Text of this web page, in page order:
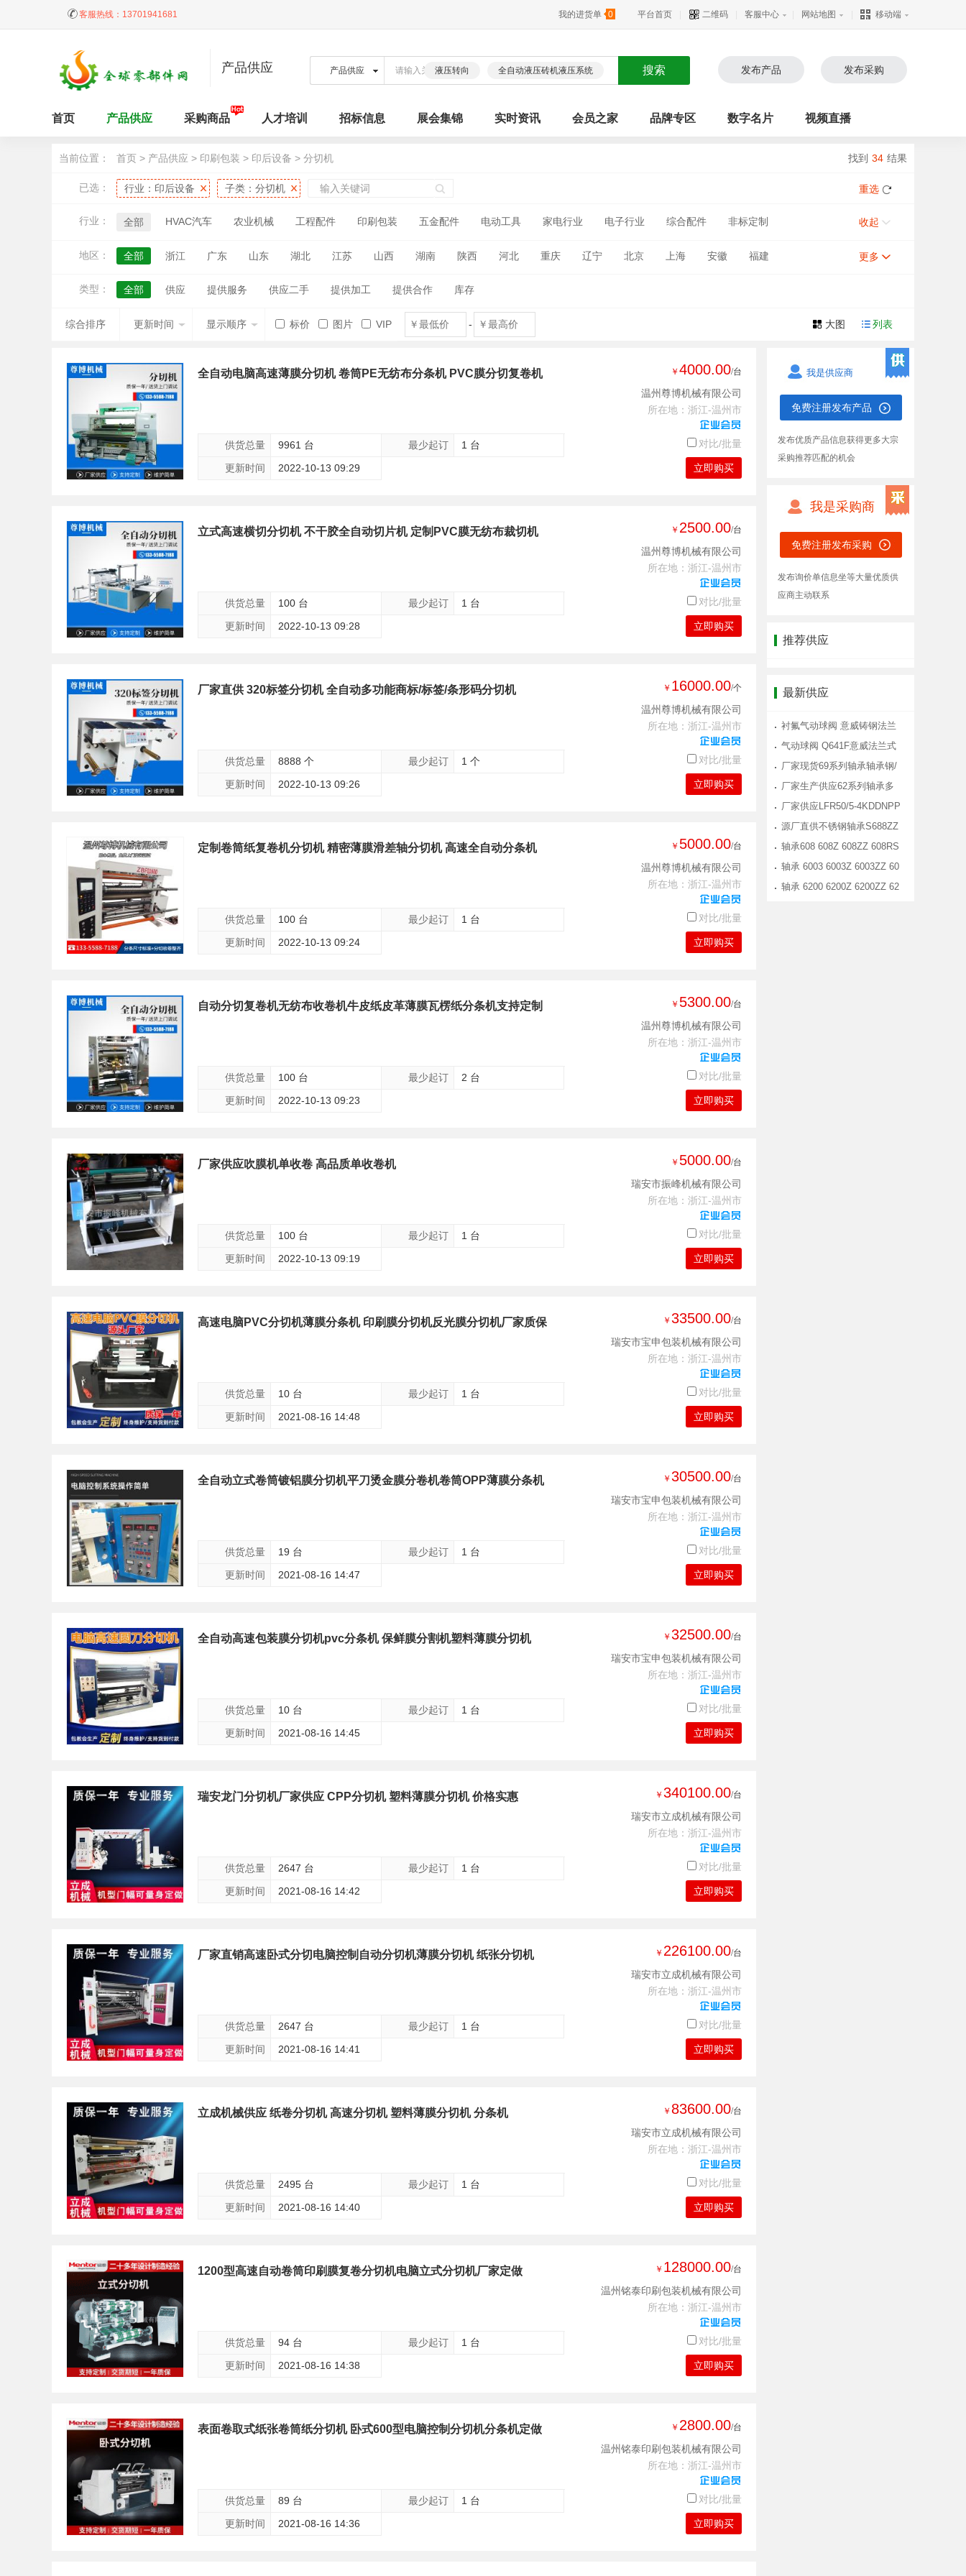
客服热线： 13701941681 我的进货单 0 平台首页 二维码 客服中心 网站地图 移动端
产品供应 液压转向 全自动液压砖机液压系统 发布产品 发布采购
首页 产品供应 采购商品 人才培训 招标信息 展会集锦 实时资讯 会员之家 品牌专区 数字名片 视频直播
当前位置： 首页 > 产品供应 > 印刷包装 > 印后设备 > 分切机 找到 34 结果
已选： 行业： 印后设备 子类： 分切机 重选
行业： 全部 HVAC汽车 农业机械 工程配件 印刷包装 五金配件 电动工具 家电行业 电子行业 综合配件 非标定制 收起
地区： 全部 浙江 广东 山东 湖北 江苏 山西 湖南 陕西 河北 重庆 辽宁 北京 上海 安徽 福建
江西
更多
类型： 全部 供应 提供服务 供应二手 提供加工 提供合作 库存
列表
大图
综合排序 更新时间 显示顺序 标价 图片 VIP -
全自动电脑高速薄膜分切机 卷筒PE无纺布分条机 PVC膜分切复卷机
供货总量 9961 台 最少起订
1 台
更新时间
2022-10-13 09:29
￥ 4000.00/台
温州尊博机械有限公司
所在地：浙江-温州市
对比/批量
立即购买
立式高速横切分切机 不干胶全自动切片机 定制PVC膜无纺布裁切机
供货总量 100 台 最少起订
1 台
更新时间
2022-10-13 09:28
￥ 2500.00/台
温州尊博机械有限公司
所在地：浙江-温州市
对比/批量
立即购买
厂家直供 320标签分切机 全自动多功能商标/标签/条形码分切机
供货总量 8888 个 最少起订
1 个
更新时间
2022-10-13 09:26
￥ 16000.00/个
温州尊博机械有限公司
所在地：浙江-温州市
对比/批量
立即购买
定制卷筒纸复卷机分切机 精密薄膜滑差轴分切机 高速全自动分条机
供货总量 100 台 最少起订
1 台
更新时间
2022-10-13 09:24
￥ 5000.00/台
温州尊博机械有限公司
所在地：浙江-温州市
对比/批量
立即购买
自动分切复卷机无纺布收卷机牛皮纸皮革薄膜瓦楞纸分条机支持定制
供货总量 100 台 最少起订
2 台
更新时间
2022-10-13 09:23
￥ 5300.00/台
温州尊博机械有限公司
所在地：浙江-温州市
对比/批量
立即购买
厂家供应吹膜机单收卷 高品质单收卷机
供货总量 100 台 最少起订
1 台
更新时间
2022-10-13 09:19
￥ 5000.00/台
瑞安市振峰机械有限公司
所在地：浙江-温州市
对比/批量
立即购买
高速电脑PVC分切机薄膜分条机 印刷膜分切机反光膜分切机厂家质保
供货总量 10 台 最少起订
1 台
更新时间
2021-08-16 14:48
￥ 33500.00/台
瑞安市宝申包装机械有限公司
所在地：浙江-温州市
对比/批量
立即购买
全自动立式卷筒镀铝膜分切机平刀烫金膜分卷机卷筒OPP薄膜分条机
供货总量 19 台 最少起订
1 台
更新时间
2021-08-16 14:47
￥ 30500.00/台
瑞安市宝申包装机械有限公司
所在地：浙江-温州市
对比/批量
立即购买
全自动高速包装膜分切机pvc分条机 保鲜膜分割机塑料薄膜分切机
供货总量 10 台 最少起订
1 台
更新时间
2021-08-16 14:45
￥ 32500.00/台
瑞安市宝申包装机械有限公司
所在地：浙江-温州市
对比/批量
立即购买
瑞安龙门分切机厂家供应 CPP分切机 塑料薄膜分切机 价格实惠
供货总量 2647 台 最少起订
1 台
更新时间
2021-08-16 14:42
￥ 340100.00/台
瑞安市立成机械有限公司
所在地：浙江-温州市
对比/批量
立即购买
厂家直销高速卧式分切电脑控制自动分切机薄膜分切机 纸张分切机
供货总量 2647 台 最少起订
1 台
更新时间
2021-08-16 14:41
￥ 226100.00/台
瑞安市立成机械有限公司
所在地：浙江-温州市
对比/批量
立即购买
立成机械供应 纸卷分切机 高速分切机 塑料薄膜分切机 分条机
供货总量 2495 台 最少起订
1 台
更新时间
2021-08-16 14:40
￥ 83600.00/台
瑞安市立成机械有限公司
所在地：浙江-温州市
对比/批量
立即购买
1200型高速自动卷筒印刷膜复卷分切机电脑立式分切机厂家定做
供货总量 94 台 最少起订
1 台
更新时间
2021-08-16 14:38
￥ 128000.00/台
温州铭泰印刷包装机械有限公司
所在地：浙江-温州市
对比/批量
立即购买
表面卷取式纸张卷筒纸分切机 卧式600型电脑控制分切机分条机定做
供货总量 89 台 最少起订
1 台
更新时间
2021-08-16 14:36
￥ 2800.00/台
温州铭泰印刷包装机械有限公司
所在地：浙江-温州市
对比/批量
立即购买
我是供应商
免费注册发布产品
发布优质产品信息获得更多大宗
采购推荐匹配的机会
我是采购商
免费注册发布采购
发布询价单信息坐等大量优质供
应商主动联系
推荐供应
最新供应
衬氟气动球阀 意威铸钢法兰
式气动衬
气动球阀 Q641F意威法兰式
气动球阀
厂家现货69系列轴承轴承钢/
不锈钢材
厂家生产供应62系列轴承多
材质选择转
厂家供应LFR50/5-4KDDNPP
走轨道导轮
源厂直供不锈钢轴承S688ZZ
淋浴房滑轮
轴承608 608Z 608ZZ 608RS
滑板 溜冰
轴承 6003 6003Z 6003ZZ 60
03RS 6003
轴承 6200 6200Z 6200ZZ 62